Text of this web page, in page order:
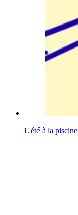
L'été à la piscine